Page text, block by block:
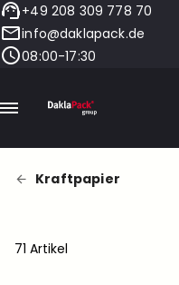
+49 208 309 778 70
info@daklapack.de
08:00-17:30
Kraftpapier
71 Artikel